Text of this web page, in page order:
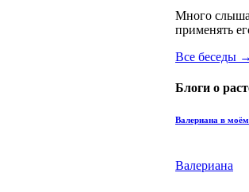
Много
применять
Все беседы →
Блоги о
Валериана в
Валериана